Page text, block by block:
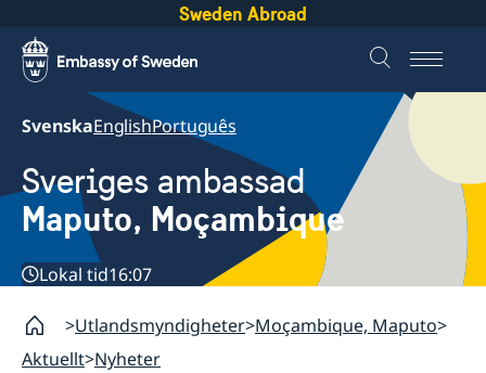
Sweden Abroad
SvenskaEnglishPortuguês
Sveriges ambassad
Maputo, Moçambique
Lokal tid16:07
Utlandsmyndigheter Moçambique, Maputo
Aktuellt Nyheter